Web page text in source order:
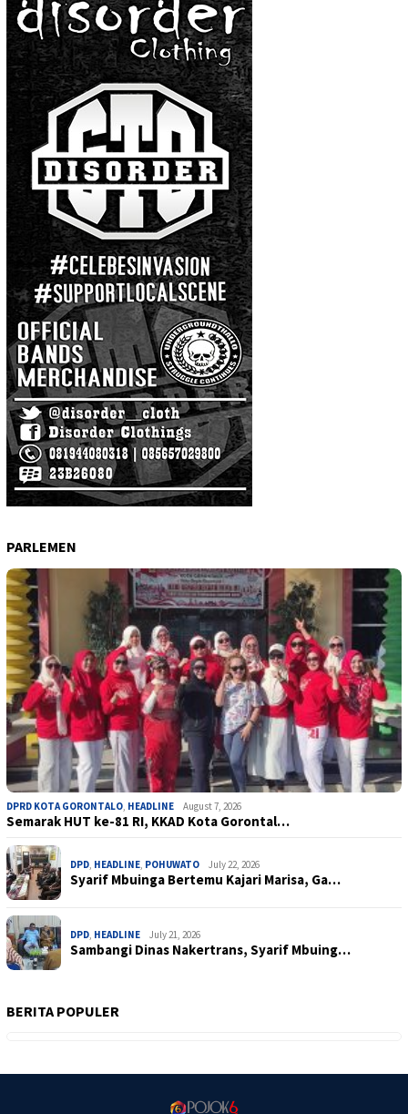
PARLEMEN
DPRD KOTA GORONTALO, HEADLINE August 7, 2026
Semarak HUT ke-81 RI, KKAD Kota Gorontal…
DPD, HEADLINE, POHUWATO July 22, 2026
Syarif Mbuinga Bertemu Kajari Marisa, Ga…
DPD, HEADLINE July 21, 2026
Sambangi Dinas Nakertrans, Syarif Mbuing…
BERITA POPULER